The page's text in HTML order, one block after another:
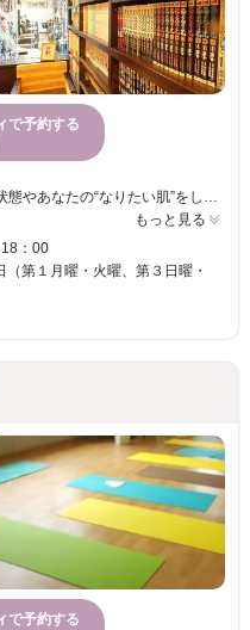
で予約する
【あなたの「なりたい肌」に】 お肌の状態やあなたの“なりたい肌”をしっかりとご相談しながら施術内容を決めていきます。 女性のキレイを引き出すスペシャルな空間とヒーリングミュージックで癒されますよ♪ 【本格エステでプルプルお肌に】 完全個室の本格エステ！！ 女性専用スペースもご用意しております。 また、誰にも会わない秘密の出入り口もご用意してます！ ※詳しくはお電話にて 【メンズエステもご用意してます】 毛穴の状態を診てあなたは乾燥肌／脂性肌なのかを判断いたします。 一緒にカッコイイを造りましょう！
もっと見る
：00
第１月曜・火曜、第３日曜・
で予約する